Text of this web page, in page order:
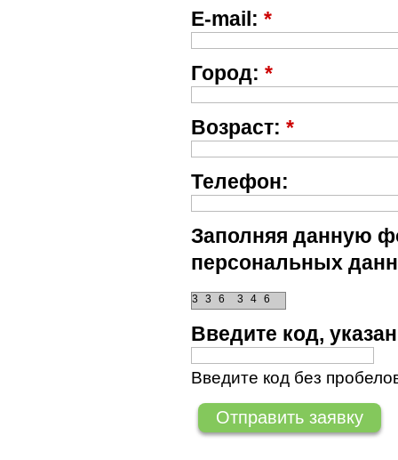
E-mail: *
Город: *
Возраст: *
Телефон:
Заполняя данную
персональных
3 3 6 3 4 6
Введите код,
Введите код без